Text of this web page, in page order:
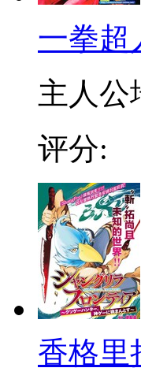
一拳超
主人公
评分:
香格里